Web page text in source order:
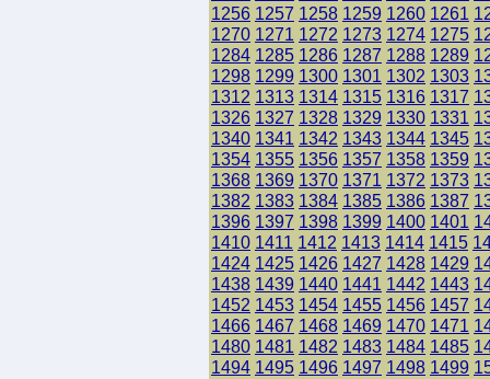
1256 1257 1258 1259 1260 1261
1270 1271 1272 1273 1274 1275
1284 1285 1286 1287 1288 1289
1298 1299 1300 1301 1302 1303
1312 1313 1314 1315 1316 1317
1326 1327 1328 1329 1330 1331
1340 1341 1342 1343 1344 1345
1354 1355 1356 1357 1358 1359
1368 1369 1370 1371 1372 1373
1382 1383 1384 1385 1386 1387
1396 1397 1398 1399 1400 1401
1410 1411 1412 1413 1414 1415
1424 1425 1426 1427 1428 1429
1438 1439 1440 1441 1442 1443
1452 1453 1454 1455 1456 1457
1466 1467 1468 1469 1470 1471
1480 1481 1482 1483 1484 1485
1494 1495 1496 1497 1498 1499